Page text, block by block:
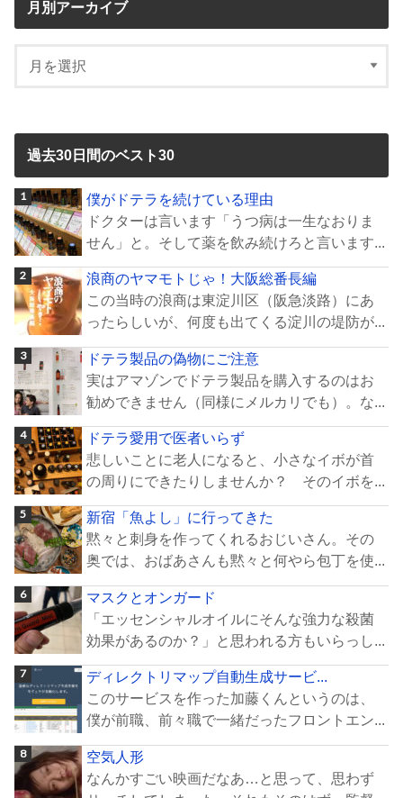
月別アーカイブ
過去30日間のベスト30
僕がドテラを続けている理由
ドクターは言います「うつ病は一生なおりま
せん」と。そして薬を飲み続けろと言います...
浪商のヤマモトじゃ！大阪総番長編
この当時の浪商は東淀川区（阪急淡路）にあ
ったらしいが、何度も出てくる淀川の堤防が...
ドテラ製品の偽物にご注意
実はアマゾンでドテラ製品を購入するのはお
勧めできません（同様にメルカリでも）。な...
ドテラ愛用で医者いらず
悲しいことに老人になると、小さなイボが首
の周りにできたりしませんか？ そのイボを...
新宿「魚よし」に行ってきた
黙々と刺身を作ってくれるおじいさん。その
奥では、おばあさんも黙々と何やら包丁を使...
マスクとオンガード
「エッセンシャルオイルにそんな強力な殺菌
効果があるのか？」と思われる方もいらっし...
ディレクトリマップ自動生成サービ...
このサービスを作った加藤くんというのは、
僕が前職、前々職で一緒だったフロントエン...
空気人形
なんかすごい映画だなあ…と思って、思わず